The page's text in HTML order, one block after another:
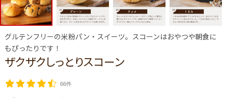
グルテンフリーの米粉パン・スイーツ。スコーンはおやつや朝食に
もぴったりです！
ザクザクしっとりスコーン
66件